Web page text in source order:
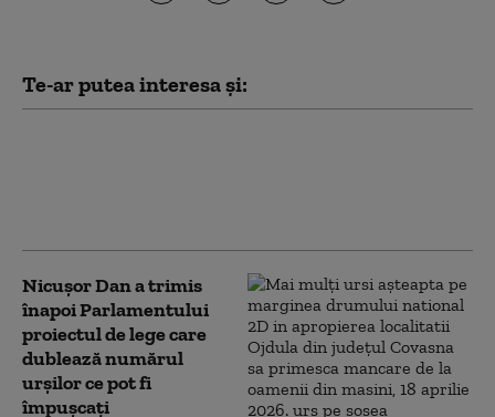
Te-ar putea interesa și:
Nicușor Dan a trimis
înapoi Parlamentului
proiectul de lege care
dublează numărul
urșilor ce pot fi
împușcați